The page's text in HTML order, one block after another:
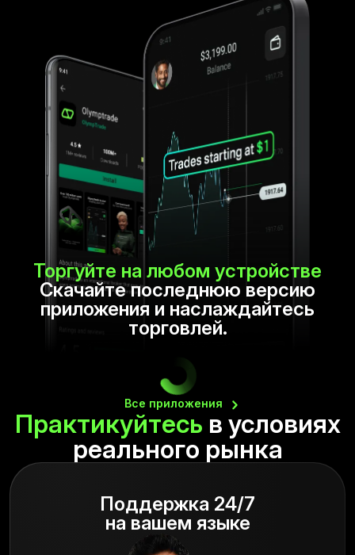
Торгуйте на любом устройстве
Скачайте последнюю версию
приложения и наслаждайтесь
торговлей.
Все приложения
Практикуйтесь в условиях
реального рынка
Поддержка 24/7
на вашем языке